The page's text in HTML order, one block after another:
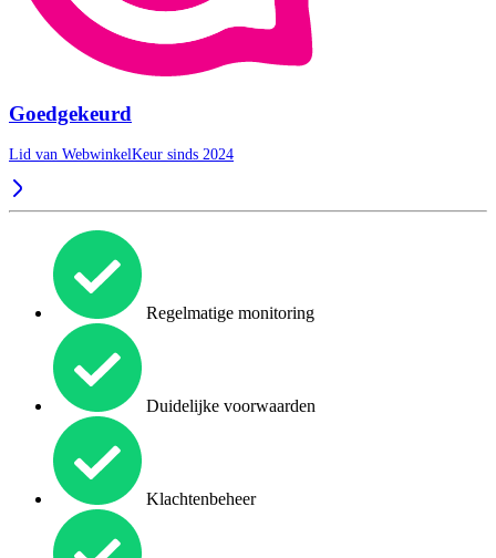
Goedgekeurd
Lid van WebwinkelKeur sinds 2024
Regelmatige monitoring
Duidelijke voorwaarden
Klachtenbeheer